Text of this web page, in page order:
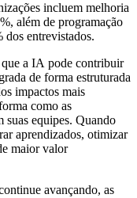
incluem melhoria
além de programação
dos entrevistados.
que a IA pode contribuir
de forma estruturada
impactos mais
como as
suas equipes. Quando
aprendizados, otimizar
maior valor
avançando, as